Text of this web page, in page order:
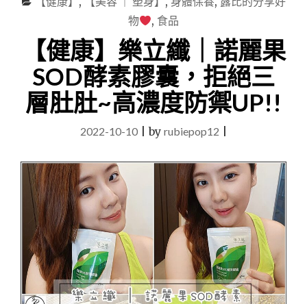
你
拋
額
—
突
破
傳
咖
界
限
CAFE
BANK
咖
啡
硬
IN
極
限
物
, 食品
【健康】樂立纖｜諾麗果
SOD酵素膠囊，拒絕三
層肚肚~高濃度防禦UP!!
2022-10-10|by rubiepop12